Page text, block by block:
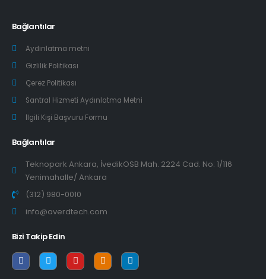
Bağlantılar
Aydınlatma metni
Gizlilik Politikası
Çerez Politikası
Santral Hizmeti Aydınlatma Metni
İlgili Kişi Başvuru Formu
Bağlantılar
Teknopark Ankara, İvedikOSB Mah. 2224 Cad. No: 1/116
Yenimahalle/ Ankara
(312) 980-0010
info@averdtech.com
Bizi Takip Edin